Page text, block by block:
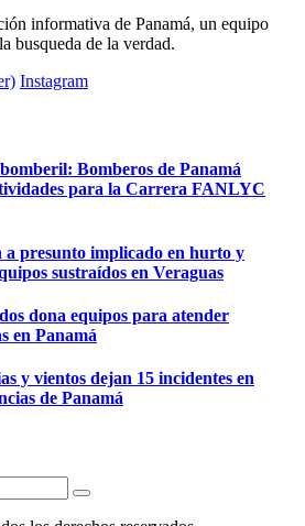
informativa de Panamá, un equipo
busqueda de la verdad.
Instagram
Bomberos de Panamá
para la Carrera FANLYC
a presunto implicado en hurto y
sustraídos en Veraguas
dona equipos para atender
en Panamá
y vientos dejan 15 incidentes en
de Panamá